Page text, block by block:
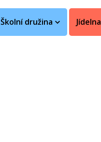
Školní družina Jídelna